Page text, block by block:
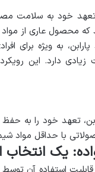
خود به سلامت
محصول عاری از
به ویژه برای
دارد. این
تعهد خود را به
با حداقل مواد
یک انتخاب